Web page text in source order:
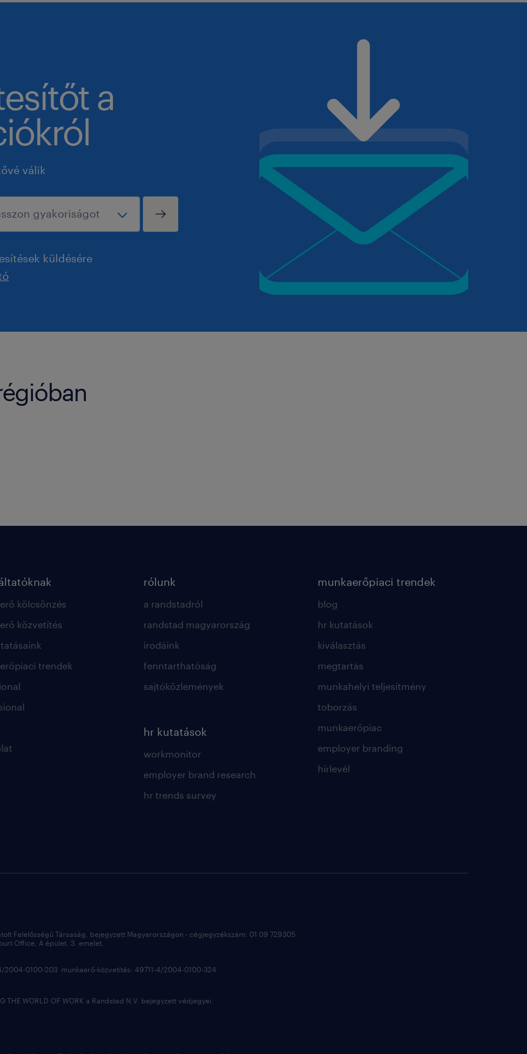
a
válik
küldésére
kölcsönzés
közvetítés
trendek
rólunk
a randstadról
randstad magyarország
irodáink
fenntarthatóság
sajtóközlemények
hr kutatások
workmonitor
employer brand research
hr trends survey
munkaerőpiaci trendek
blog
hr kutatások
kiválasztás
megtartás
munkahelyi teljesítmény
toborzás
munkaerőpiac
employer branding
hírlevél
Felelősségű Társaság, bejegyzett Magyarországon - cégjegyzékszám: 01 09 729305
Office, A épület, 3. emelet,
2004-0100-203 munkaerő-közvetítés: 49711-4/2004-0100-324
THE WORLD OF WORK a Randstad N.V. bejegyzett védjegyei.